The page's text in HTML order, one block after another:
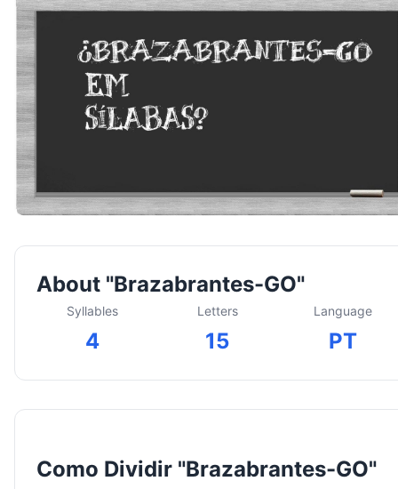
About "Brazabrantes-GO"
Syllables
4
Letters
15
Language
PT
Como Dividir "Brazabrantes-GO"